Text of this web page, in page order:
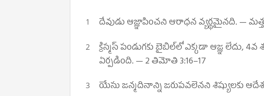
దేవుడు ఆజ్ఞాపించని ఆరాధన వ్యర్థమైనది. —
క్రిస్మస్ పండుగకు బైబిల్‌లో ఎక్కడా ఆజ్ఞ లేదు,4వ
ఏర్పడింది.—2 తిమోతి 3:16–17
యేసు జన్మదినాన్ని జరుపవలెనని శిష్యులకు